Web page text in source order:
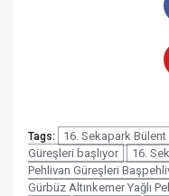
Tags:
16. Sekapark Bülent
Güreşleri başlıyor
16.
Pehlivan Güreşleri
Gürbüz Altınkemer Yağlı